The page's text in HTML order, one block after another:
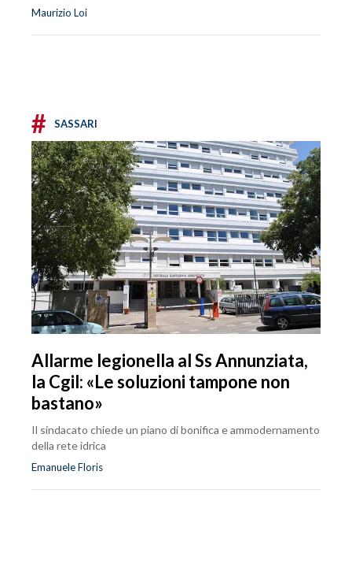
Maurizio Loi
# SASSARI
Allarme legionella al Ss Annunziata,
la Cgil: «Le soluzioni tampone non
bastano»
Il sindacato chiede un piano di bonifica e ammodernamento
della rete idrica
Emanuele Floris